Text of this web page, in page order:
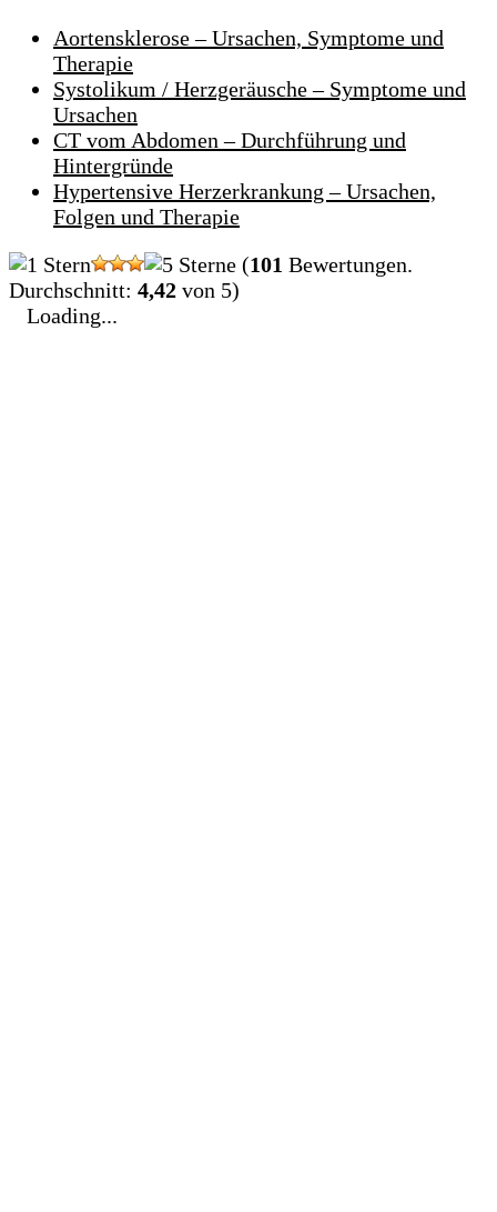
Aortensklerose – Ursachen, Symptome und
Therapie
Systolikum / Herzgeräusche – Symptome und
Ursachen
CT vom Abdomen – Durchführung und
Hintergründe
Hypertensive Herzerkrankung – Ursachen,
Folgen und Therapie
(101 Bewertungen.
Durchschnitt: 4,42 von 5)
Loading...